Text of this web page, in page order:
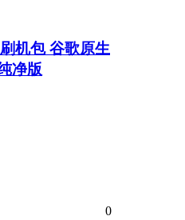
机包 谷歌原生
净版
0